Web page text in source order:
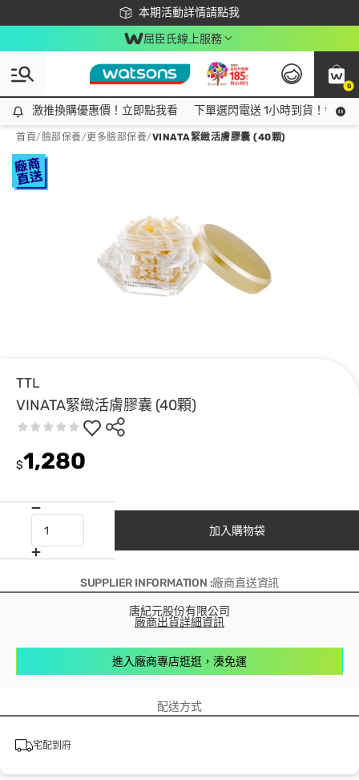
本期活動詳情請點我
下載app最高回饋$350
屈臣氏線上服務
0
激推換購優惠價！立即點我看
激推換購優惠價！立即點我看 下單選閃電送 1小時到貨！領神
首頁/臉部保養/ 更多臉部保養/VINATA緊緻活膚膠囊 (40顆)
TTL
VINATA緊緻活膚膠囊 (40顆)
$1,280
加入購物袋
SUPPLIER INFORMATION :廠商直送資訊
唐紀元股份有限公司
廠商出貨詳細資訊
進入廠商專店逛逛，湊免運
配送方式
宅配到府